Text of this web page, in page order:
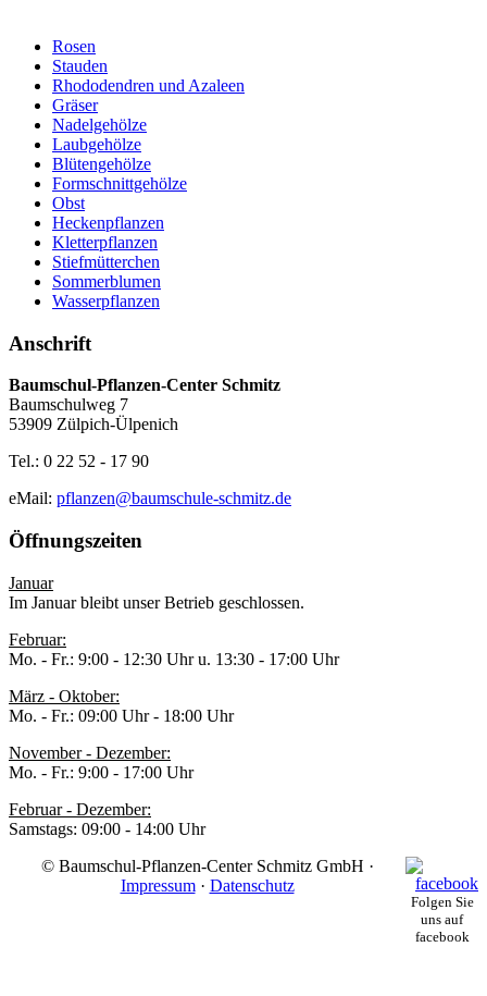
Rosen
Stauden
Rhododendren und Azaleen
Gräser
Nadelgehölze
Laubgehölze
Blütengehölze
Formschnittgehölze
Obst
Heckenpflanzen
Kletterpflanzen
Stiefmütterchen
Sommerblumen
Wasserpflanzen
Anschrift
Baumschul-Pflanzen-Center Schmitz
Baumschulweg 7
53909 Zülpich-Ülpenich
Tel.: 0 22 52 - 17 90
eMail: pflanzen@baumschule-schmitz.de
Öffnungszeiten
Januar
Im Januar bleibt unser Betrieb geschlossen.
Februar:
Mo. - Fr.: 9:00 - 12:30 Uhr u. 13:30 - 17:00 Uhr
März - Oktober:
Mo. - Fr.: 09:00 Uhr - 18:00 Uhr
November - Dezember:
Mo. - Fr.: 9:00 - 17:00 Uhr
Februar - Dezember:
Samstags: 09:00 - 14:00 Uhr
Folgen Sie
uns auf
facebook
© Baumschul-Pflanzen-Center Schmitz GmbH ·
Impressum· Datenschutz